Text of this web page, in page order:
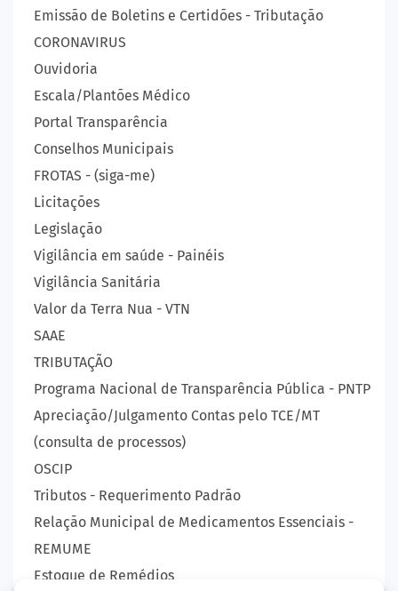
Emissão de Boletins e Certidões - Tributação
CORONAVIRUS
Ouvidoria
Escala/Plantões Médico
Portal Transparência
Conselhos Municipais
FROTAS - (siga-me)
Licitações
Legislação
Vigilância em saúde - Painéis
Vigilância Sanitária
Valor da Terra Nua - VTN
SAAE
TRIBUTAÇÃO
Programa Nacional de Transparência Pública - PNTP
Apreciação/Julgamento Contas pelo TCE/MT
(consulta de processos)
OSCIP
Tributos - Requerimento Padrão
Relação Municipal de Medicamentos Essenciais -
REMUME
Estoque de Remédios